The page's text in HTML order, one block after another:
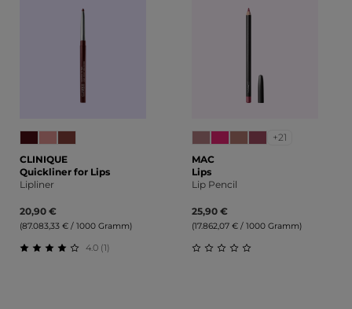
CLINIQUE
Quickliner for Lips
Lipliner
20,90 €
(87.083,33 € / 1000 Gramm)
4.0 (1)
+21
MAC
Lips
Lip Pencil
25,90 €
(17.862,07 € / 1000 Gramm)